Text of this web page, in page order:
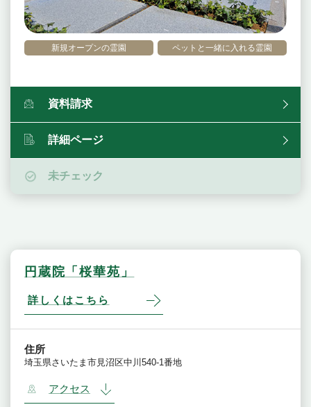
新規オープンの霊園 ペットと一緒に入れる霊園
資料請求
詳細ページ
未チェック
円蔵院「桜華苑」
詳しくはこちら
住所
埼玉県さいたま市見沼区中川540-1番地
アクセス